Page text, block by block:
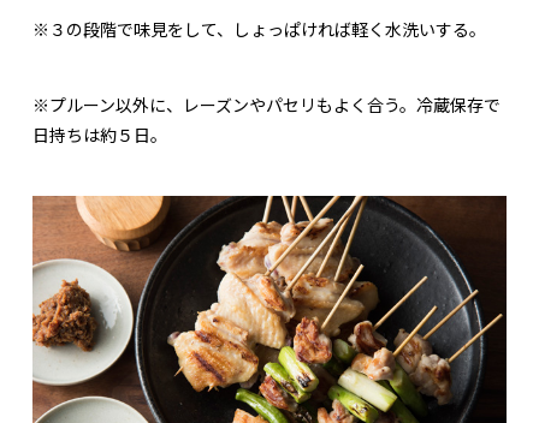
※３の段階で味見をして、しょっぱければ軽く水洗いする。
※プルーン以外に、レーズンやパセリもよく合う。冷蔵保存で
日持ちは約５日。